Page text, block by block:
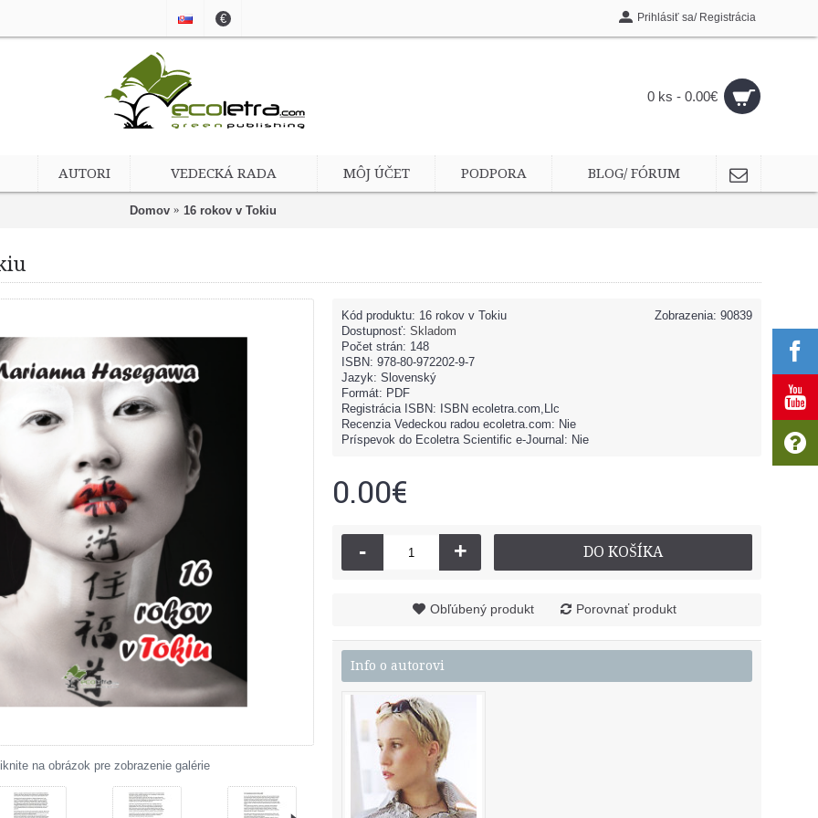
€ Prihlásiť sa/ Registrácia
0 ks - 0.00€
AUTORI VEDECKÁ RADA MÔJ ÚČET PODPORA BLOG/ FÓRUM
Domov 16 rokov v Tokiu
na obrázok pre zobrazenie galérie
Zobrazenia: 90839
Kód produktu: 16 rokov v Tokiu
Dostupnosť: Skladom
Počet strán: 148
ISBN: 978-80-972202-9-7
Jazyk: Slovenský
Formát: PDF
Registrácia ISBN: ISBN ecoletra.com,Llc
Recenzia Vedeckou radou ecoletra.com: Nie
Príspevok do Ecoletra Scientific e-Journal: Nie
0.00€
- + DO KOŠÍKA
Obľúbený produkt Porovnať produkt
Info o autorovi